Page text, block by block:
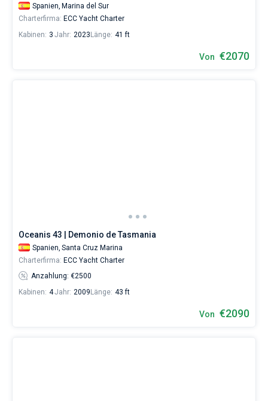
Spanien, Marina del Sur
Charterfirma: ECC Yacht Charter
Kabinen: 3 Jahr: 2023 Länge: 41 ft
Von €2070
Oceanis 43 | Demonio de Tasmania
Spanien, Santa Cruz Marina
Charterfirma: ECC Yacht Charter
Anzahlung: €2500
Kabinen: 4Jahr: 2009 Länge: 43 ft
Von €2090